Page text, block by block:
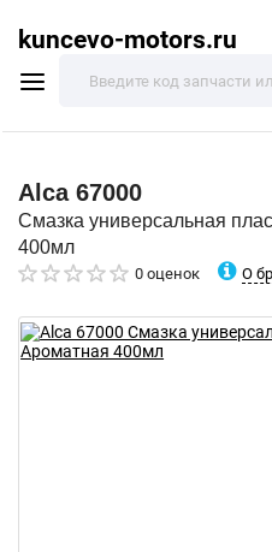
kuncevo-motors.ru
Alca 67000
Смазка универсальная
400мл
0 оценок О